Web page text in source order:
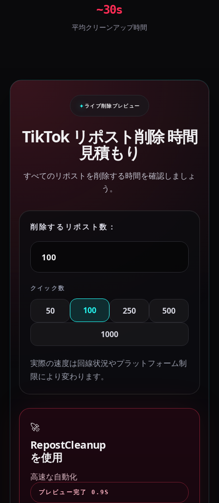
~30s
平均クリーンアップ時間
ライブ削除プレビュー
TikTok リポスト削除時間
見積もり
すべてのリポストを削除する時間を確認しましょ
う。
削除するリポスト数：
クイック数
50 100 250 500
1000
実際の速度は回線状況やプラットフォーム制
限により変わります。
🚀
RepostCleanup
を使用
高速な自動化
プレビュー完了 0.9S